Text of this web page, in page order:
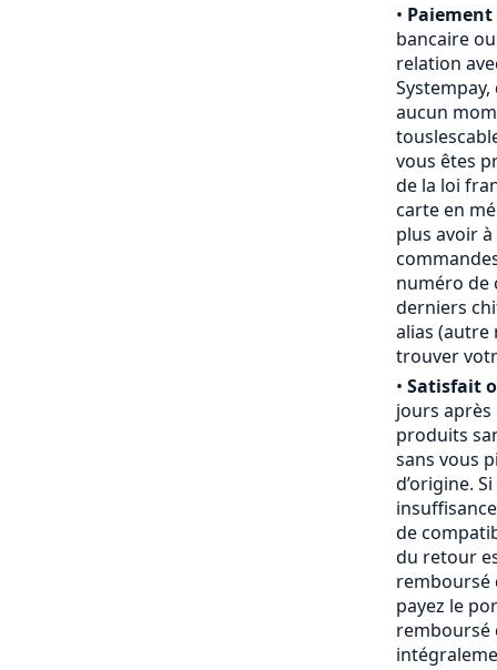
• Paiement
bancaire
relation
aucun
vous êtes
de la loi
carte en
plus avoir
numéro de
derniers
alias (autre
trouver
• Satisfait
jours
produits
sans vous
d’origine.
de
du retour
remboursé
payez le
remboursé